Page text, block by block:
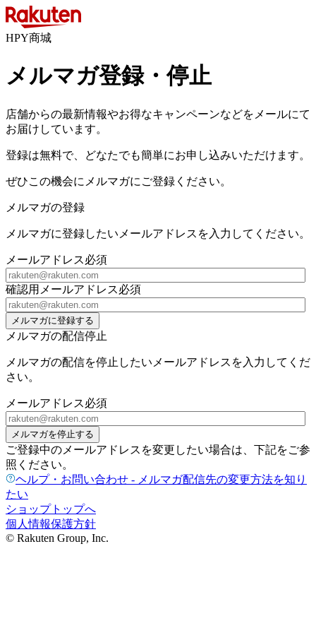
HPY商城
メルマガ登録・停止
店舗からの最新情報やお得なキャンペーンなどをメールにて
お届けしています。
登録は無料で、どなたでも簡単にお申し込みいただけます。
ぜひこの機会にメルマガにご登録ください。
メルマガの登録
メルマガに登録したいメールアドレスを入力してください。
メールアドレス必須
確認用メールアドレス必須
メルマガに登録する
メルマガの配信停止
メルマガの配信を停止したいメールアドレスを入力してくだ
さい。
メールアドレス必須
メルマガを停止する
ご登録中のメールアドレスを変更したい場合は、下記をご参
照ください。
ヘルプ・お問い合わせ - メルマガ配信先の変更方法を知り
たい
ショップトップへ
個人情報保護方針
© Rakuten Group, Inc.